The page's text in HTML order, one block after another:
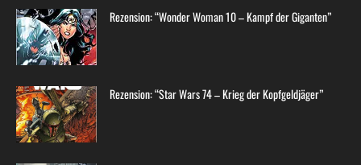
Rezension: “Wonder Woman 10 – Kampf der Giganten”
Rezension: “Star Wars 74 – Krieg der Kopfgeldjäger”